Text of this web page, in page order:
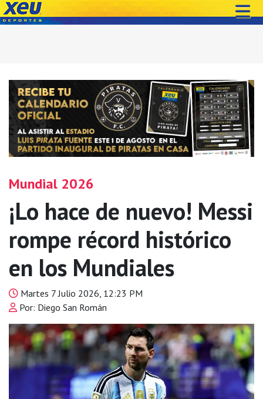
Mundial 2026
¡Lo hace de nuevo! Messi
rompe récord histórico
en los Mundiales
Martes 7 Julio 2026, 12:23 PM
Por: Diego San Román